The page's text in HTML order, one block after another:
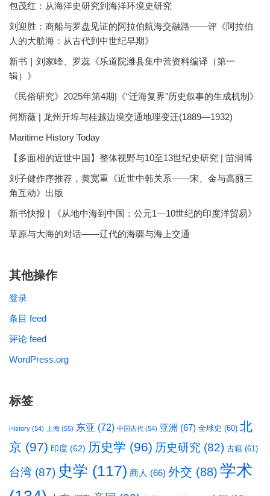
包茂红：从海洋史研究到海洋环境史研究
刘迎胜：商船与罗盘见证的阿拉伯航海交融路——评《阿拉伯
人的大航海：从古代到中世纪早期》
新书｜刘家峰、罗蕊《乐道院潍县集中营资料编译（第一
辑）》
《民俗研究》2025年第4期|《“迁海复界”历史叙事的生成机制》
何斯薇 | 龙州开埠与桂越边境交通地理变迁(1889—1932)
Maritime History Today
【多面相的近世中国】整体视野与10至13世纪史研究 | 苗润博
刘子健作序推荐，黄宽重《近世中韩关系——宋、金与高丽三
角互动》出版
新书快报 | 《从地中海到中国：公元1—10世纪的印度洋贸易》
草原与大海的对话——辽代的海疆与海上交通
其他操作
登录
条目 feed
评论 feed
WordPress.org
标签
History (54) 上海 (55) 东亚 (72) 中国古代 (54) 亚洲 (67) 全球史 (60) 北
京 (97) 印度 (62) 历史学 (96) 历史研究 (82) 古籍 (61)
台湾 (87) 史学 (117) 商人 (66) 外交 (88) 学术